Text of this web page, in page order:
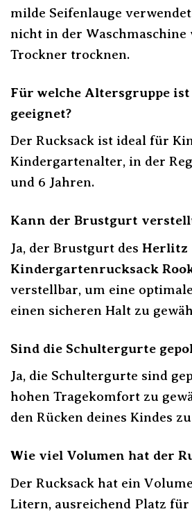
milde Seifenlauge
nicht in der Waschmaschine
Trockner trocknen.
Für welche Altersgruppe ist
geeignet?
Der Rucksack ist ideal für
Kindergartenalter, in der
und 6 Jahren.
Kann der Brustgurt
Ja, der Brustgurt des Herlitz
Kindergartenrucksack
verstellbar, um eine
einen sicheren Halt zu
Sind die Schultergurte
Ja, die Schultergurte sind
hohen Tragekomfort zu
den Rücken deines Kindes
Wie viel Volumen hat der
Der Rucksack hat ein
Litern, ausreichend Platz